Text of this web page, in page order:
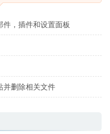
件，插件和设置面板
并删除相关文件